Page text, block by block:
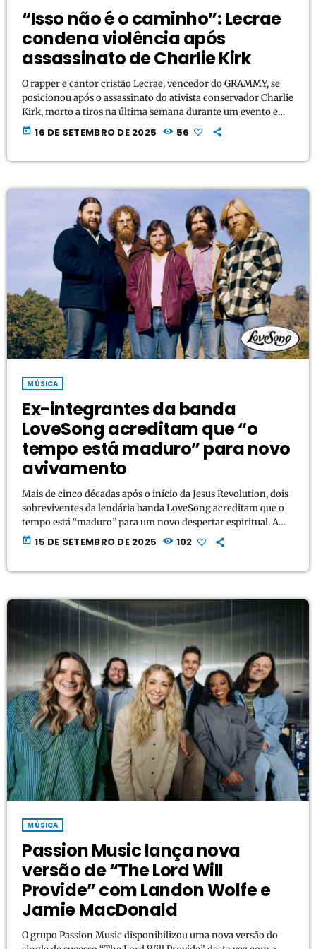
“Isso não é o caminho”: Lecrae
condena violência após
assassinato de Charlie Kirk
O rapper e cantor cristão Lecrae, vencedor do GRAMMY, se
posicionou após o assassinato do ativista conservador Charlie
Kirk, morto a tiros na última semana durante um evento em
Utah (EUA). Em uma publicação nas redes sociais, o artista
condenou o ciclo de violência e lembrou que a resposta de
today 16 DE SETEMBRO DE 2025 56
MÚSICA
Ex-integrantes da banda
LoveSong acreditam que “o
tempo está maduro” para novo
avivamento
Mais de cinco décadas após o início da Jesus Revolution, dois
sobreviventes da lendária banda LoveSong acreditam que o
tempo está “maduro” para um novo despertar espiritual. A
história do grupo formado por Jay Truax, Tommy Coomes,
Chuck Girard, Fred Field e John Mehler será contada na série
today 15 DE SETEMBRO DE 2025 102
MÚSICA
Passion Music lança nova
versão de “The Lord Will
Provide” com Landon Wolfe e
Jamie MacDonald
O grupo Passion Music disponibilizou uma nova versão do